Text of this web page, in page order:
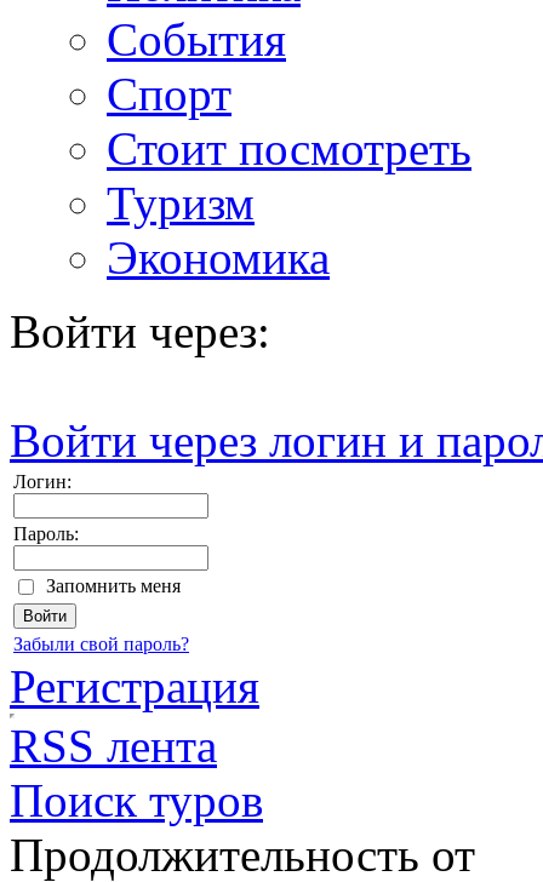
События
Спорт
Стоит посмотреть
Туризм
Экономика
Войти через:
Войти через логин и
Логин:
Пароль:
Запомнить меня
Забыли свой пароль?
Регистрация
RSS лента
Поиск туров
Продолжительность от